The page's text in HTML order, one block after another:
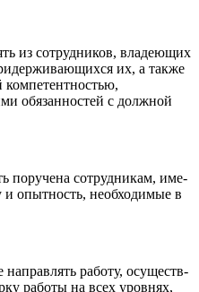
из сотрудников, владеющих
их, а также
обязанностей с должной
поручена сотрудникам, име­
опытность, необходимые в
работу, осуществ­
работы на всех уровнях,